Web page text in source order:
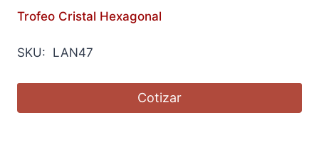
Trofeo Cristal Hexagonal
SKU: LAN47
Cotizar